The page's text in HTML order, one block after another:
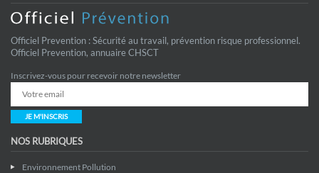
Officiel Prevention : Sécurité au travail, prévention risque professionnel.
Officiel Prevention, annuaire CHSCT
Inscrivez-vous pour recevoir notre newsletter
JE M'INSCRIS
NOS RUBRIQUES
Environnement Pollution